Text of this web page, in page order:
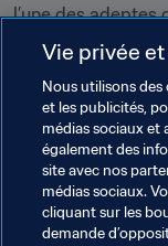
l’une des adeptes
on a le droit de
un foot à deux
Peu d’écrins
beau jeu dans un
nuit, quelle que
Vie privée
Nous utilisons
et les publicités,
médias sociaux et
également des
site avec nos
médias sociaux.
cliquant sur les
demande